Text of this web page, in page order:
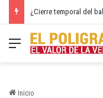
Menú
Inicio